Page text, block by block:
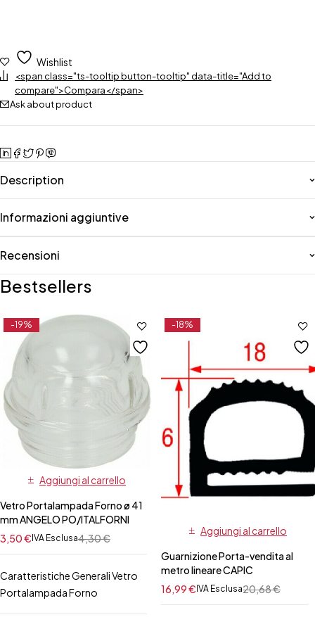
Wishlist
<span class="ts-tooltip button-tooltip" data-title="Add to
compare">Compara</span>
Ask about product
Description
Informazioni aggiuntive
Recensioni
Bestsellers
-19%
Aggiungi al carrello
Vetro Portalampada Forno ø 41
mm ANGELO PO/ITALFORNI
4,30€
3,50€IVA Esclusa
Caratteristiche Generali Vetro
Portalampada Forno
-18%
Aggiungi al carrello
Guarnizione Porta-vendita al
metro lineare CAPIC
20,68€
16,99€ IVA Esclusa